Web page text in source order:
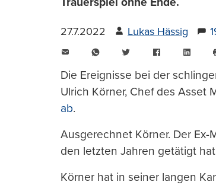
27.7.2022 Lukas Hässig
WhatsAppTwitter Facebook
Die Ereignisse bei der
Ulrich Körner, Chef des Asset
ab.
Ausgerechnet Körner. Der
den letzten Jahren getätigt
Körner hat in seiner langen